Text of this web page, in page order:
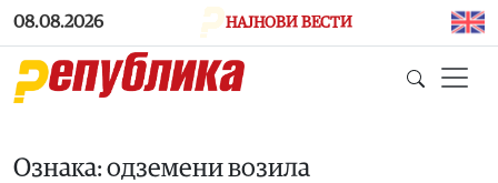
Skip to main content
08.08.2026 НАЈНОВИ ВЕСТИ
Ознака: одземени возила